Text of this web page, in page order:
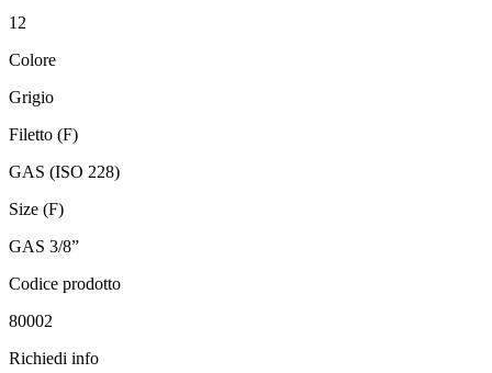
12
Colore
Grigio
Filetto (F)
GAS (ISO 228)
Size (F)
GAS 3/8”
Codice prodotto
80002
Richiedi info